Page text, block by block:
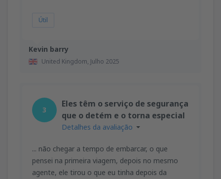
Kevin barry
United Kingdom, Julho 2025
Útil
3
Eles têm o serviço de segurança
que o detém e o torna especial
Detalhes da avaliação
... não chegar a tempo de embarcar, o que
pensei na primeira viagem, depois no mesmo
agente, ele tirou o que eu tinha depois da